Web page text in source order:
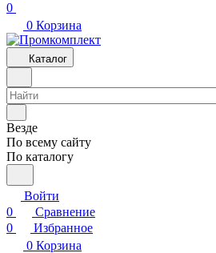
0
0 Корзина
Каталог
Везде
По всему сайту
По каталогу
Войти
0
Сравнение
0
Избранное
0 Корзина